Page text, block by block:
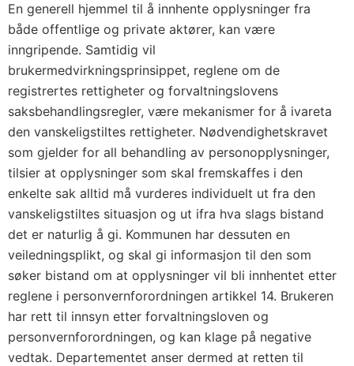
En generell hjemmel til å innhente opplysninger fra
både offentlige og private aktører, kan være
inngripende. Samtidig vil
brukermedvirkningsprinsippet, reglene om de
registrertes rettigheter og forvaltningslovens
saksbehandlingsregler, være mekanismer for å ivareta
den vanskeligstiltes rettigheter. Nødvendighetskravet
som gjelder for all behandling av personopplysninger,
tilsier at opplysninger som skal fremskaffes i den
enkelte sak alltid må vurderes individuelt ut fra den
vanskeligstiltes situasjon og ut ifra hva slags bistand
det er naturlig å gi. Kommunen har dessuten en
veiledningsplikt, og skal gi informasjon til den som
søker bistand om at opplysninger vil bli innhentet etter
reglene i personvernforordningen artikkel 14. Brukeren
har rett til innsyn etter forvaltningsloven og
personvernforordningen, og kan klage på negative
vedtak. Departementet anser dermed at retten til